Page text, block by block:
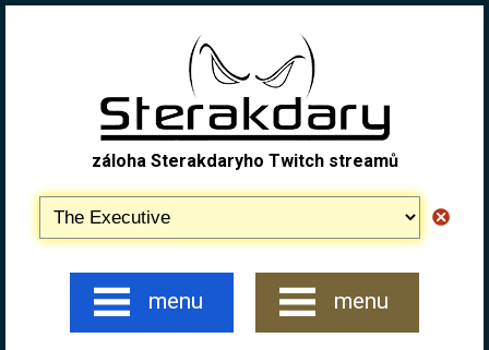
záloha Sterakdaryho Twitch streamů
menu menu